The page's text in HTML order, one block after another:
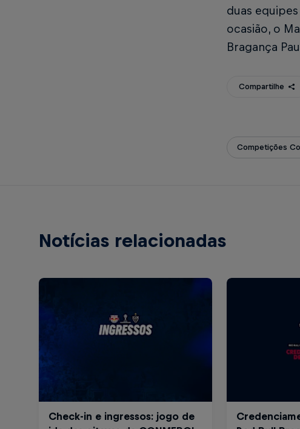
duas
ocasião, o
Bragança
Compartilhe
Competições
Notícias relacionadas